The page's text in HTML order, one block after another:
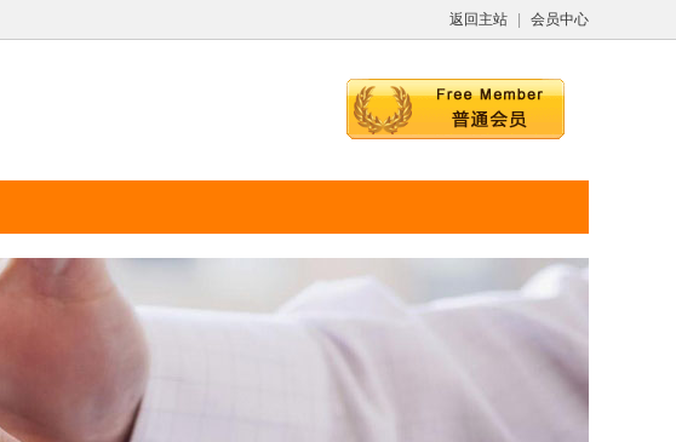
返回主站 会员中心